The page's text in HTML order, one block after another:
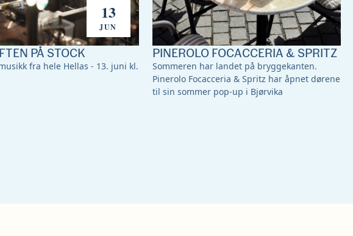
13
JUN
PÅ STOCK
fra hele Hellas - 13. juni kl.
PINEROLO FOCACCERIA & SPRITZ
Sommeren har landet på bryggekanten.
Pinerolo Focacceria & Spritz har åpnet dørene
til sin sommer pop-up i Bjørvika